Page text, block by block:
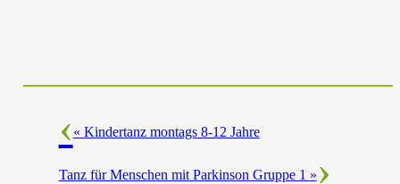
« Kindertanz montags 8-12 Jahre
Tanz für Menschen mit Parkinson Gruppe 1 »